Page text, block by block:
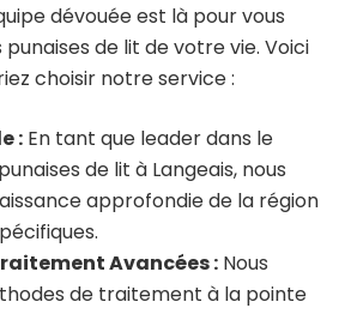
dévouée est là pour vous
de lit de votre vie. Voici
choisir notre service :
: En tant que leader dans le
de lit à Langeais, nous
approfondie de la région
Avancées : Nous
de traitement à la pointe